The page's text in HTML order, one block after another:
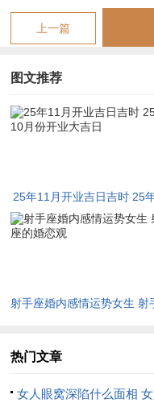
十一月癸未日2025年11月
主生肖，则需另择。天德
合作顺遂。黄道日多利动
命主喜用，则事半功倍。
水木，则吉上加吉。十一
藏财物，防破耗；若搭配
上一篇
图文推荐
25年11月开业吉日吉时 25
月份开业大吉日
射手座婚内感情运势女生 射
热门文章
女人眼窝深陷什么面相